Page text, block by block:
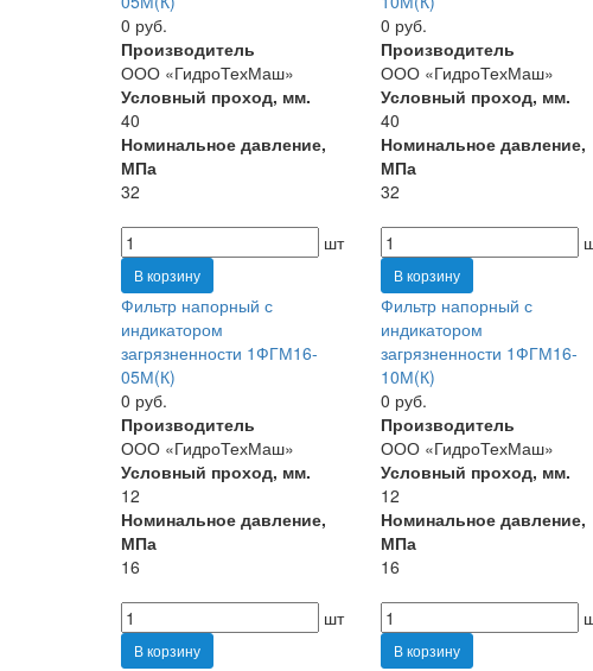
0 руб.
Производитель
ООО «ГидроТехМаш»
Условный проход, мм.
40
Номинальное давление,
МПа
32
шт
В корзину
0 руб.
Производитель
ООО «ГидроТехМаш»
Условный проход, мм.
40
Номинальное давление,
МПа
32
В корзину
Фильтр напорный с
индикатором
загрязненности 1ФГМ16-
05М(К)
0 руб.
Производитель
ООО «ГидроТехМаш»
Условный проход, мм.
12
Номинальное давление,
МПа
16
шт
В корзину
Фильтр напорный с
индикатором
загрязненности 1ФГМ16-
10М(К)
0 руб.
Производитель
ООО «ГидроТехМаш»
Условный проход, мм.
12
Номинальное давление,
МПа
16
В корзину